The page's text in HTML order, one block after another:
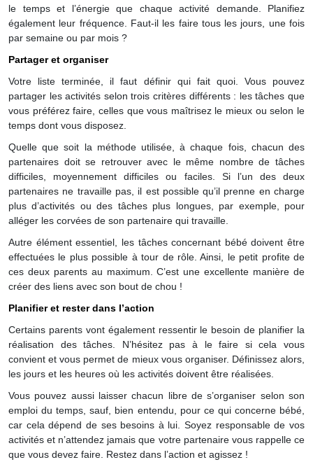
le temps et l’énergie que chaque activité demande. Planifiez
également leur fréquence. Faut-il les faire tous les jours, une fois
par semaine ou par mois ?
Partager et organiser
Votre liste terminée, il faut définir qui fait quoi. Vous pouvez
partager les activités selon trois critères différents : les tâches que
vous préférez faire, celles que vous maîtrisez le mieux ou selon le
temps dont vous disposez.
Quelle que soit la méthode utilisée, à chaque fois, chacun des
partenaires doit se retrouver avec le même nombre de tâches
difficiles, moyennement difficiles ou faciles. Si l’un des deux
partenaires ne travaille pas, il est possible qu’il prenne en charge
plus d’activités ou des tâches plus longues, par exemple, pour
alléger les corvées de son partenaire qui travaille.
Autre élément essentiel, les tâches concernant bébé doivent être
effectuées le plus possible à tour de rôle. Ainsi, le petit profite de
ces deux parents au maximum. C’est une excellente manière de
créer des liens avec son bout de chou !
Planifier et rester dans l’action
Certains parents vont également ressentir le besoin de planifier la
réalisation des tâches. N’hésitez pas à le faire si cela vous
convient et vous permet de mieux vous organiser. Définissez alors,
les jours et les heures où les activités doivent être réalisées.
Vous pouvez aussi laisser chacun libre de s’organiser selon son
emploi du temps, sauf, bien entendu, pour ce qui concerne bébé,
car cela dépend de ses besoins à lui. Soyez responsable de vos
activités et n’attendez jamais que votre partenaire vous rappelle ce
que vous devez faire. Restez dans l’action et agissez !